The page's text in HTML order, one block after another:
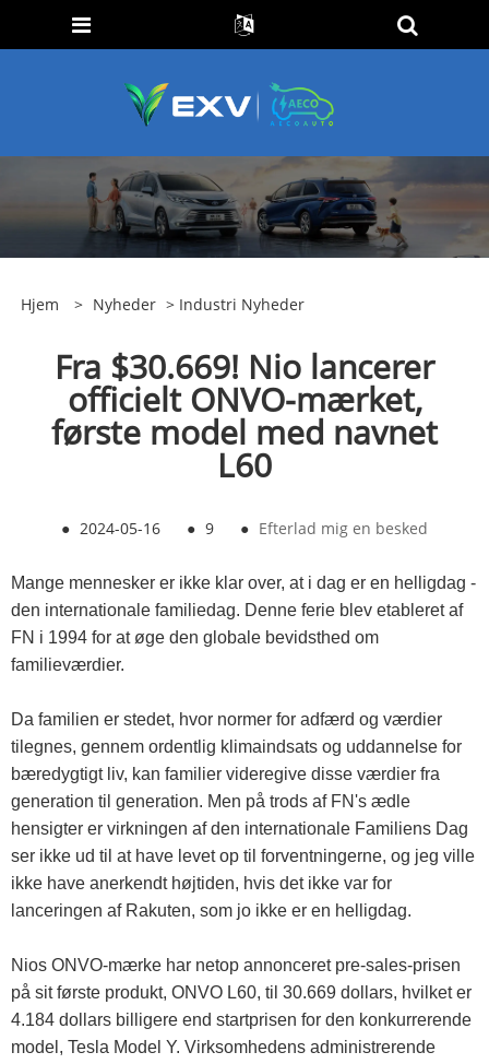
Hjem > Nyheder > Industri Nyheder
Fra $30.669! Nio lancerer
officielt ONVO-mærket,
første model med navnet
L60
● 2024-05-16 ● 9 ● Efterlad mig en besked
Mange mennesker er ikke klar over, at i dag er en helligdag -
den internationale familiedag. Denne ferie blev etableret af
FN i 1994 for at øge den globale bevidsthed om
familieværdier.
Da familien er stedet, hvor normer for adfærd og værdier
tilegnes, gennem ordentlig klimaindsats og uddannelse for
bæredygtigt liv, kan familier videregive disse værdier fra
generation til generation. Men på trods af FN's ædle
hensigter er virkningen af ​​den internationale Familiens Dag
ser ikke ud til at have levet op til forventningerne, og jeg ville
ikke have anerkendt højtiden, hvis det ikke var for
lanceringen af ​​Rakuten, som jo ikke er en helligdag.
Nios ONVO-mærke har netop annonceret pre-sales-prisen
på sit første produkt, ONVO L60, til 30.669 dollars, hvilket er
4.184 dollars billigere end startprisen for den konkurrerende
model, Tesla Model Y. Virksomhedens administrerende